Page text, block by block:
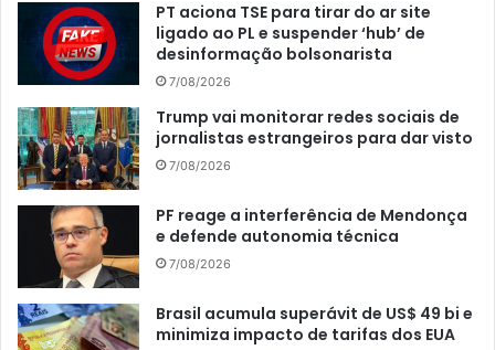
PT aciona TSE para tirar do ar site
ligado ao PL e suspender ‘hub’ de
desinformação bolsonarista
7/08/2026
Trump vai monitorar redes sociais de
jornalistas estrangeiros para dar visto
7/08/2026
PF reage a interferência de Mendonça
e defende autonomia técnica
7/08/2026
Brasil acumula superávit de US$ 49 bi e
minimiza impacto de tarifas dos EUA